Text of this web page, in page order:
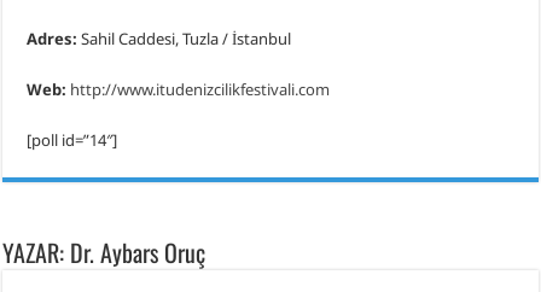
Adres: Sahil Caddesi, Tuzla / İstanbul
Web: http://www.itudenizcilikfestivali.com
[poll id=”14″]
YAZAR: Dr. Aybars Oruç